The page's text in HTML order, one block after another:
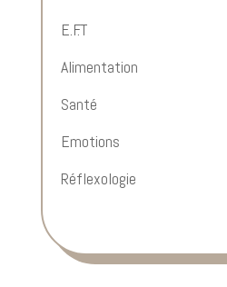
E.F.T
Alimentation
Santé
Emotions
Réflexologie